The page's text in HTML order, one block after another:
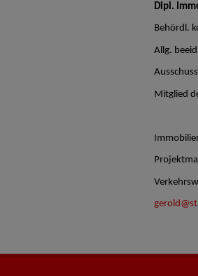
Dipl.
Behördl.
Allg.
Mitglied